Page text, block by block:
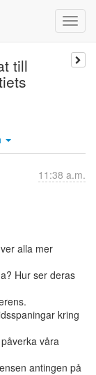
till
11:38 a.m.
alla mer
Hur ser deras
kring
våra
antingen på